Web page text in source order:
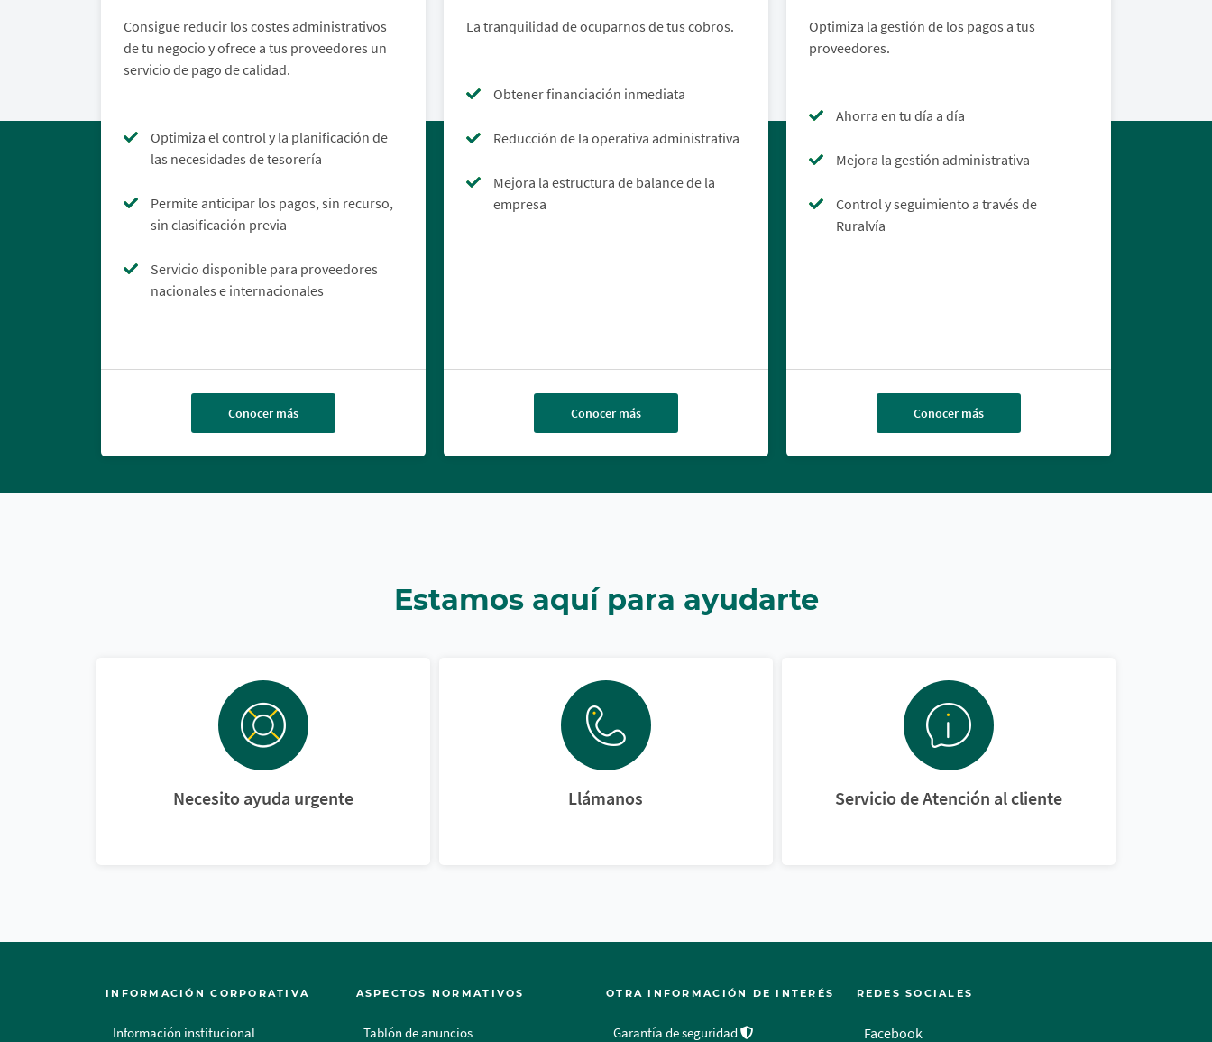
Consigue reducir los costes administrativos
de tu negocio y ofrece a tus proveedores un
servicio de pago de calidad.
Optimiza el control y la planificación de
las necesidades de tesorería
Permite anticipar los pagos, sin recurso,
sin clasificación previa
Servicio disponible para proveedores
nacionales e internacionales
Conocer más
La tranquilidad de ocuparnos de tus cobros.
Obtener financiación inmediata
Reducción de la operativa administrativa
Mejora la estructura de balance de la
empresa
Conocer más
Optimiza la gestión de los pagos a tus
proveedores.
Ahorra en tu día a día
Mejora la gestión administrativa
Control y seguimiento a través de
Ruralvía
Conocer más
Estamos aquí para ayudarte
Necesito ayuda urgente Llámanos Servicio de Atención al cliente
INFORMACIÓN CORPORATIVA
Información institucional
ASPECTOS NORMATIVOS
Tablón de anuncios
OTRA INFORMACIÓN DE INTERÉS
Garantía de seguridad
REDES SOCIALES
Facebook